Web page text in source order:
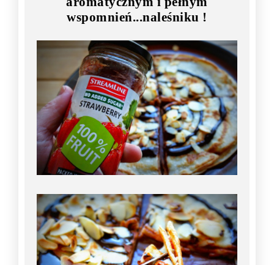
wspomnień...naleśniku !